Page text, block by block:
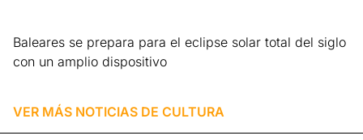
Baleares se prepara para el eclipse solar total del siglo
con un amplio dispositivo
VER MÁS NOTICIAS DE CULTURA